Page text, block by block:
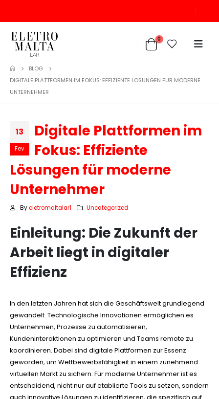
0
BLOG
DIGITALE PLATTFORMEN IM FOKUS: EFFIZIENTE LÖSUNGEN FÜR MODERNE
UNTERNEHMER
13
Fev
Digitale Plattformen im
Fokus: Effiziente
Lösungen für moderne
Unternehmer
By eletromaltalar1 Uncategorized
Einleitung: Die Zukunft der
Arbeit liegt in digitaler
Effizienz
In den letzten Jahren hat sich die Geschäftswelt grundlegend
gewandelt. Technologische Innovationen ermöglichen es
Unternehmen, Prozesse zu automatisieren,
Kundeninteraktionen zu optimieren und Teams remote zu
koordinieren. Dabei sind digitale Plattformen zur Essenz
geworden, um Wettbewerbsfähigkeit in einem zunehmend
virtuellen Markt zu sichern. Für moderne Unternehmer ist es
entscheidend, nicht nur auf etablierte Tools zu setzen, sondern